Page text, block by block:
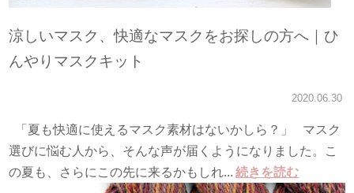
涼しいマスク、快適なマスクをお探しの方へ｜ひ
んやりマスクキット
2020.06.30
「夏も快適に使えるマスク素材はないかしら？」 マスク
選びに悩む人から、そんな声が届くようになりました。こ
の夏も、さらにこの先に来るかもしれ... 続きを読む